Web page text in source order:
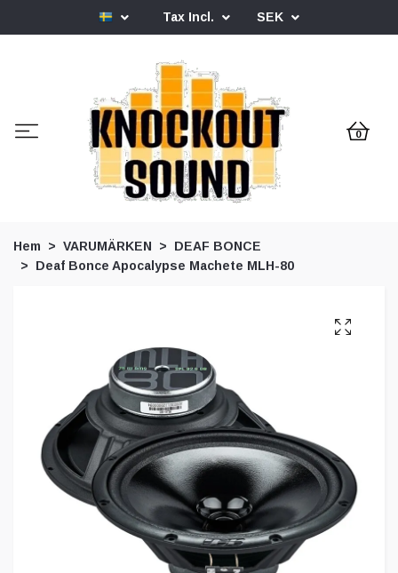
Tax Incl. SEK
0
Hem VARUMÄRKEN
DEAF BONCE
Deaf Bonce Apocalypse Machete MLH-80